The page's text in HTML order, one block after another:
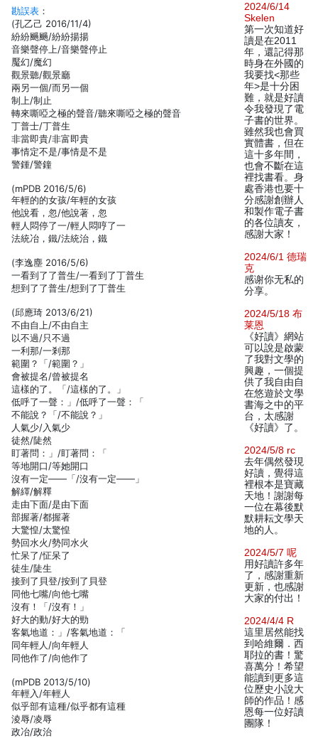
勘誤表 ：
(孔乙己 2016/11/4)
紛紛颺颺/紛紛揚揚
音樂聲停上/音樂聲停止
魘幻/魔幻
觀景聽/觀景廳
兩另一個/而另一個
制上/制止
轉來嘶啞之極的聲音/聽來嘶啞之極的聲音
丁普士/丁普生
非當即貴/非富即貴
事情定不是/事情是不是
警鍾/警鐘
(mPDB 2016/5/6)
年輕的的女孩/年輕的女孩
他說看，忽/他說著，忽
輕人悶停了一/輕人悶哼了一
法統冶，鐵/法統治，鐵
(李逸塵 2016/5/6)
一看到了了普生/一看到了丁普生
想到了了普生/想到了丁普生
(邱應琦 2013/6/21)
不由自上/不由自主
以不過/只不過
一利那/一剎那
範圍？「/範圍？」
會被提名/曾被提名
這樣的了。「/這樣的了。」
低呼了一聲：」/低呼了一聲：「
不能說？「/不能說？」
人氣少/入氣少
徒然/陡然
盯著問：」/盯著問：「
等地開口/等她開口
沒有一定——「/沒有一定——」
解繹/解釋
走由下面/是由下面
部握著/都握著
大驚惶/太驚惶
勢回水火/勢同水火
忙呆了/怔呆了
徒生/陡生
接到了貝登/按到了貝登
同他七嘴/向他七嘴
沒有！「/沒有！」
好大的動/好大的勁
客氣地道：」/客氣地道：「
同年輕人/向年輕人
同他作了/向他作了
(mPDB 2013/5/10)
年輕入/年輕人
似乎部有這種/似乎都有這種
淩辱/凌辱
政冶/政治
2024/6/14
Skelen
第一次知道好
讀是在2011
年，還記得那
時身在外國的
我要找<那些
年>是十分困
難，就是好讀
令我發現了電
子書的世界。
雖然我也會買
實體書，但在
這十多年間，
也會不斷在這
裡找書看。身
處香港也要十
分感謝創辦人
和製作電子書
的各位讀友，
感謝大家！
2024/6/1 德瑞
克
感谢你无私的
分享。
2024/5/18 布
莱恩
《好讀》網站
可以說是啟蒙
了我對文學的
興趣，一個提
供了我自由自
在悠遊於文學
書海之中的平
台，太感謝
《好讀》了。
2024/5/8 rc
去年偶然發現
好讀，覺得這
裡根本是寶藏
天地！謝謝每
一位在幕後默
默耕耘文學天
地的人。
2024/5/7 呢
用好讀許多年
了，感謝重新
更新，也感謝
大家的付出！
2024/4/4 R
這里居然能找
到哈維爾．西
耶拉的書！驚
喜萬分！希望
能讀到更多這
位歷史小說大
師的作品！感
恩每一位好讀
團隊！